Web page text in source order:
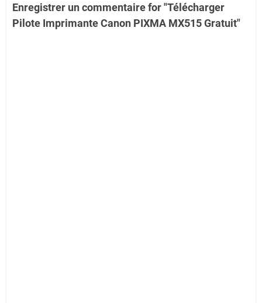
Enregistrer un commentaire for "Télécharger
Pilote Imprimante Canon PIXMA MX515 Gratuit"